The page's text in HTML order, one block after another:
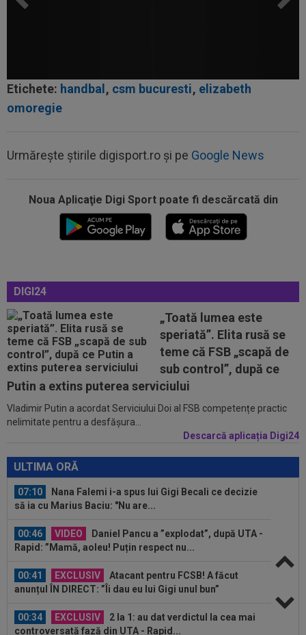
Etichete: handbal, csm bucuresti, elizabeth
omoregie
Urmărește știrile digisport.ro și pe Google News
Noua Aplicaţie Digi Sport poate fi descărcată din
DIGI24
„Toată lumea este
speriată”. Elita rusă se
teme că FSB „scapă de
sub control”, după ce
Putin a extins puterea serviciului
Vladimir Putin a acordat Serviciului Doi al FSB competențe practic
nelimitate pentru a desfășura...
Descarcă aplicația Digi24
ULTIMA ORĂ
00:46 VIDEO
Daniel Pancu a ”explodat”, după UTA -
Rapid: ”Mamă, aoleu! Puțin respect nu...
EXCLUSIV
Atacant pentru FCSB! A făcut
00:34 EXCLUSIV
2 la 1: au dat verdictul la cea mai
controversată fază din UTA - Rapid...
00:27 EXCLUSIV
Radu Naum, reacția serii după ce
Marius Șumudică a început negocierile cu CFR...
00:14 OFICIAL
Dezastru: după Barcelona, a ratat
transferul la încă o echipă de UCL! Picat la...
07:26 OFICIAL Minus 1! România a primit vestea
Craioveanu a dezvăluit principalele probleme de...
07:10
Nana Falemi i-a spus lui Gigi Becali ce decizie
să ia cu Marius Baciu: "Nu are...
00:46 VIDEO
Daniel Pancu a ”explodat”, după UTA -
Rapid: ”Mamă, aoleu! Puțin respect nu...
00:41 EXCLUSIV
Atacant pentru FCSB! A făcut
anunțul ÎN DIRECT: ”Îi dau eu lui Gigi unul bun”
00:34 EXCLUSIV
2 la 1: au dat verdictul la cea mai
controversată fază din UTA - Rapid...